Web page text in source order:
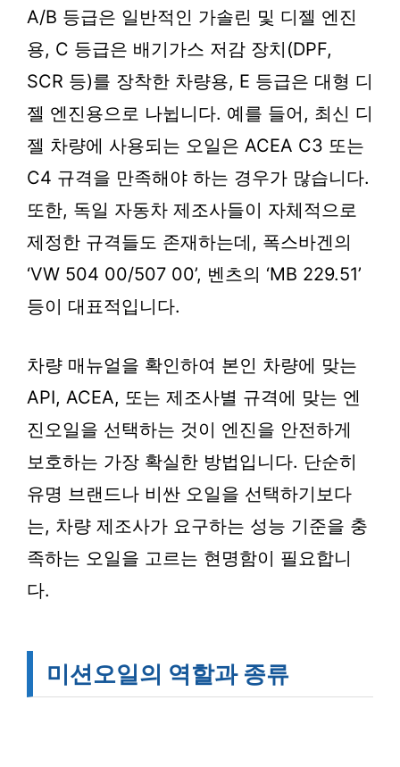
A/B 등급은 일반적인 가솔린 및 디젤 엔진
용, C 등급은 배기가스 저감 장치(DPF,
SCR 등)를 장착한 차량용, E 등급은 대형 디
젤 엔진용으로 나뉩니다. 예를 들어, 최신 디
젤 차량에 사용되는 오일은 ACEA C3 또는
C4 규격을 만족해야 하는 경우가 많습니다.
또한, 독일 자동차 제조사들이 자체적으로
제정한 규격들도 존재하는데, 폭스바겐의
‘VW 504 00/507 00’, 벤츠의 ‘MB 229.51’
등이 대표적입니다.
차량 매뉴얼을 확인하여 본인 차량에 맞는
API, ACEA, 또는 제조사별 규격에 맞는 엔
진오일을 선택하는 것이 엔진을 안전하게
보호하는 가장 확실한 방법입니다. 단순히
유명 브랜드나 비싼 오일을 선택하기보다
는, 차량 제조사가 요구하는 성능 기준을 충
족하는 오일을 고르는 현명함이 필요합니
다.
미션오일의 역할과 종류